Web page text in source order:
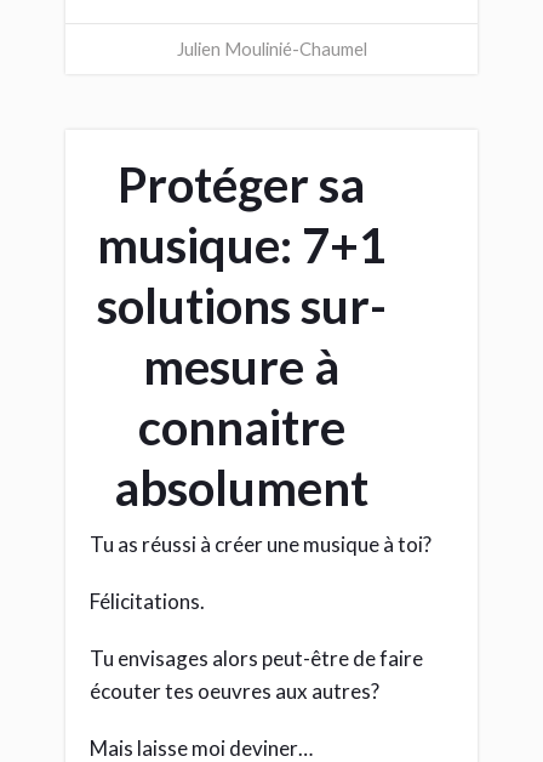
Julien Moulinié-Chaumel
Protéger sa
musique: 7+1
solutions sur-
mesure à
connaitre
absolument
Tu as réussi à créer une musique à toi?
Félicitations.
Tu envisages alors peut-être de faire
écouter tes oeuvres aux autres?
Mais laisse moi deviner…